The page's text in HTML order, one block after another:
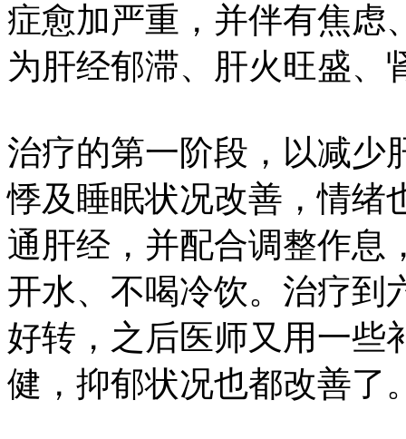
症愈加严重，并伴有焦虑
为肝经郁滞、肝火旺盛、
治疗的第一阶段，以减少
悸及睡眠状况改善，情绪
通肝经，并配合调整作息
开水、不喝冷饮。治疗到
好转，之后医师又用一些
健，抑郁状况也都改善了